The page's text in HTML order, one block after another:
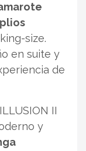
size.
en suite y
de
II
y